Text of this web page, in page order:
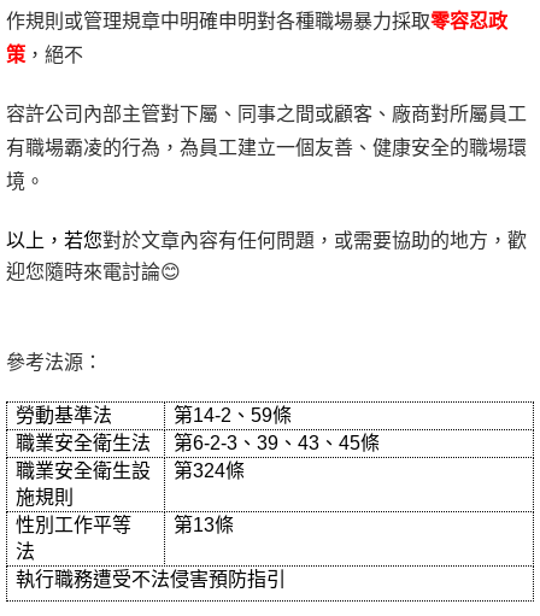
作規則或管理規章中明確申明對各種職場暴力採取零容忍政
策 ，絕不
容許公司內部主管對下屬、同事之間或顧客、廠商對所屬員工
有職場霸凌的行為，為員工建立一個友善、健康安全的職場環
境。
以上，若您對於文章內容有任何問題，或需要協助的地方，歡
迎您隨時來電討論😊
參考法源：
勞動基準法
第14-2、59條
職業安全衛生法
第6-2-3、39、43、45條
職業安全衛生設
施規則
第324條
性別工作平等
法
第13條
執行職務遭受不法侵害預防指引